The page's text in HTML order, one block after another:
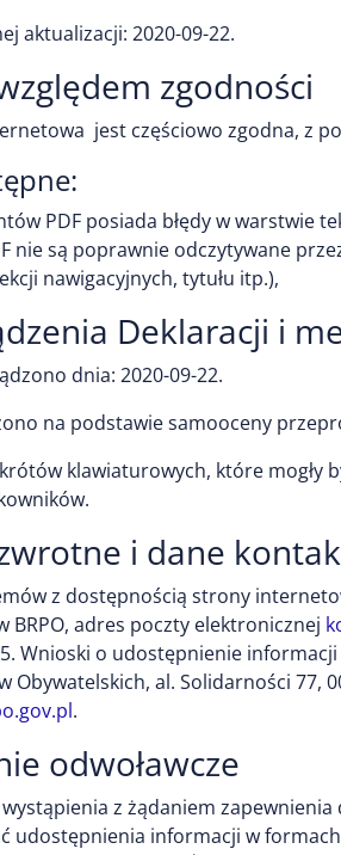
aktualizacji: 2020-09-22.
zgodności
jest częściowo zgodna, z
PDF posiada błędy w warstwie
nie są poprawnie odczytywane
nawigacyjnych, tytułu itp.),
Deklaracji i
dnia: 2020-09-22.
na podstawie samooceny
klawiaturowych, które
i dane
z dostępnością strony
BRPO, adres poczty elektronicznej
. Wnioski o udostępnienie
Obywatelskich, al. Solidarności
.
odwoławcze
z żądaniem
udostępnienia informacji w